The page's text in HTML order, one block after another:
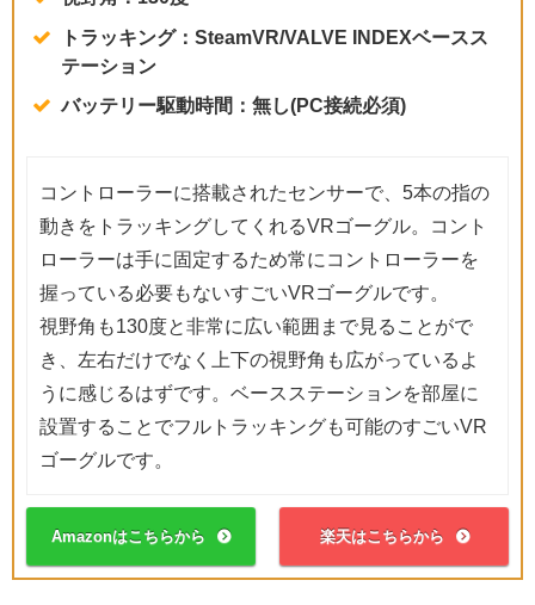
トラッキング：SteamVR/VALVE INDEXベースス
テーション
バッテリー駆動時間：無し(PC接続必須)
コントローラーに搭載されたセンサーで、5本の指の
動きをトラッキングしてくれるVRゴーグル。コント
ローラーは手に固定するため常にコントローラーを
握っている必要もないすごいVRゴーグルです。
視野角も130度と非常に広い範囲まで見ることがで
き、左右だけでなく上下の視野角も広がっているよ
うに感じるはずです。ベースステーションを部屋に
設置することでフルトラッキングも可能のすごいVR
ゴーグルです。
Amazonはこちらから 楽天はこちらから